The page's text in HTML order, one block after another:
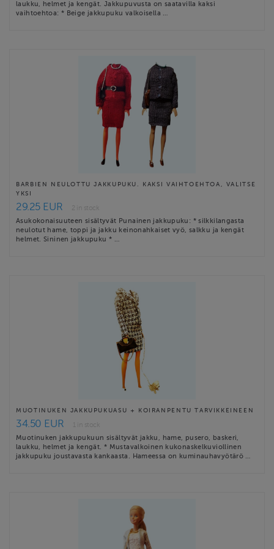
laukku, helmet ja kengät. Jakkupuvusta on saatavilla kaksi
vaihtoehtoa: * Beige jakkupuku valkoisella …
BARBIEN NEULOTTU JAKKUPUKU. KAKSI VAIHTOEHTOA, VALITSE
YKSI
29.25 EUR
2 in stock
Asukokonaisuuteen sisältyvät Punainen jakkupuku: * silkkilangasta
neulotut hame, toppi ja jakku keinonahkaiset vyö, salkku ja kengät
helmet. Sininen jakkupuku * …
MUOTINUKEN JAKKUPUKUASU + KOIRANPENTU TARVIKKEINEEN
34.50 EUR
1 in stock
Muotinuken jakkupukuun sisältyvät jakku, hame, pusero, baskeri,
laukku, helmet ja kengät. * Mustavalkoinen kukonaskelkuviollinen
jakkupuku joustavasta kankaasta. Hameessa on kuminauhavyötärö …